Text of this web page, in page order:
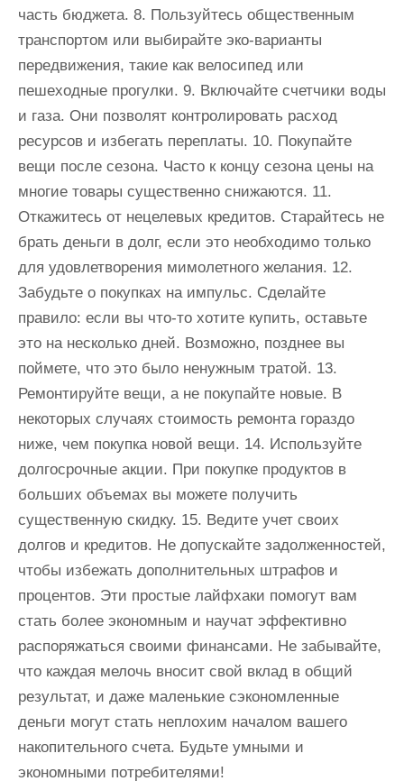
часть бюджета. 8. Пользуйтесь общественным
транспортом или выбирайте эко-варианты
передвижения, такие как велосипед или
пешеходные прогулки. 9. Включайте счетчики воды
и газа. Они позволят контролировать расход
ресурсов и избегать переплаты. 10. Покупайте
вещи после сезона. Часто к концу сезона цены на
многие товары существенно снижаются. 11.
Откажитесь от нецелевых кредитов. Старайтесь не
брать деньги в долг, если это необходимо только
для удовлетворения мимолетного желания. 12.
Забудьте о покупках на импульс. Сделайте
правило: если вы что-то хотите купить, оставьте
это на несколько дней. Возможно, позднее вы
поймете, что это было ненужным тратой. 13.
Ремонтируйте вещи, а не покупайте новые. В
некоторых случаях стоимость ремонта гораздо
ниже, чем покупка новой вещи. 14. Используйте
долгосрочные акции. При покупке продуктов в
больших объемах вы можете получить
существенную скидку. 15. Ведите учет своих
долгов и кредитов. Не допускайте задолженностей,
чтобы избежать дополнительных штрафов и
процентов. Эти простые лайфхаки помогут вам
стать более экономным и научат эффективно
распоряжаться своими финансами. Не забывайте,
что каждая мелочь вносит свой вклад в общий
результат, и даже маленькие сэкономленные
деньги могут стать неплохим началом вашего
накопительного счета. Будьте умными и
экономными потребителями!